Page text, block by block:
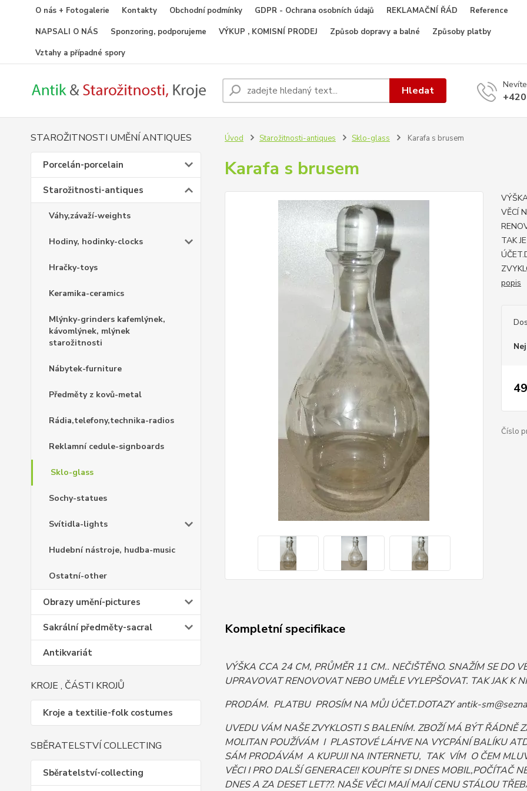
O nás + Fotogalerie Kontakty Obchodní podmínky GDPR - Ochrana osobních údajů REKLAMAČNÍ ŘÁD
Reference
NAPSALI O NÁS
Sponzoring, podporujeme VÝKUP , KOMISNÍ PRODEJ Způsob dopravy a balné
Způsoby platby
Vztahy a případné spory
Hledat
STAROŽITNOSTI UMĚNÍ ANTIQUES
Porcelán-porcelain
Starožitnosti-antiques
Váhy,závaží-weights
Hodiny, hodinky-clocks
Hračky-toys
Keramika-ceramics
Mlýnky-grinders kafemlýnek,
kávomlýnek, mlýnek
starožitnosti
Nábytek-furniture
Předměty z kovů-metal
Rádia,telefony,technika-radios
Reklamní cedule-signboards
Sklo-glass
Sochy-statues
Svítidla-lights
Hudební nástroje, hudba-music
Ostatní-other
Obrazy umění-pictures
Sakrální předměty-sacral
Antikvariát
KROJE , ČÁSTI KROJŮ
Kroje a textilie-folk costumes
SBĚRATELSTVÍ COLLECTING
Sběratelství-collecting
Úvod Starožitnosti-antiques Sklo-glass Karafa s brusem
Karafa s brusem
VĚCÍ
TAK
popis
Číslo
Kompletní specifikace
VÝŠKA CCA 24 CM, PRŮMĚR 11 CM.. NEČIŠTĚNO. SNAŽÍM SE DO
UPRAVOVAT RENOVOVAT NEBO UMĚLE VYLEPŠOVAT. TAK JAK K
PRODÁM. PLATBU PROSÍM NA MŮJ ÚČET.DOTAZY antik-
UVEDU VÁM NAŠE ZVYKLOSTI S BALENÍM. ZBOŽÍ MÁ BÝT
MOLITAN POUŽÍVÁM I PLASTOVÉ LÁHVE NA VYCPÁNÍ BALÍKU
SÁM PRODÁVÁM A KUPUJI NA INTERNETU, TAK VÍM O ČEM
VĚCI I PRO DALŠÍ GENERACE!! KOUPÍTE SI DNES MOBIL,POČÍTAČ
DNES A ZA DESET LET??. NAŠE VĚCI MAJÍ MAJÍ CENU STÁLOU